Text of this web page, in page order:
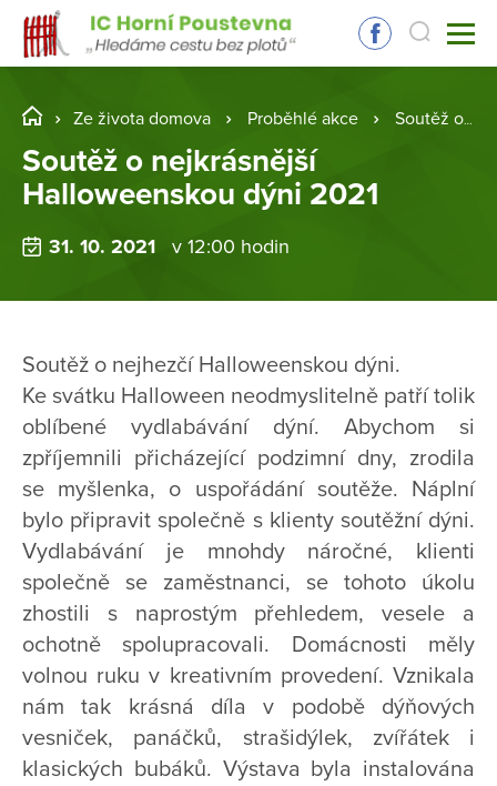
Ze života domova Proběhlé akce Soutěž o nejkrásnější Halloweenskou dýni 2021
Soutěž o nejkrásnější
Halloweenskou dýni 2021
31. 10. 2021 v 12:00 hodin
Soutěž o nejhezčí Halloweenskou dýni.
Ke svátku Halloween neodmyslitelně patří tolik
oblíbené vydlabávání dýní. Abychom si
zpříjemnili přicházející podzimní dny, zrodila
se myšlenka, o uspořádání soutěže. Náplní
bylo připravit společně s klienty soutěžní dýni.
Vydlabávání je mnohdy náročné, klienti
společně se zaměstnanci, se tohoto úkolu
zhostili s naprostým přehledem, vesele a
ochotně spolupracovali. Domácnosti měly
volnou ruku v kreativním provedení. Vznikala
nám tak krásná díla v podobě dýňových
vesniček, panáčků, strašidýlek, zvířátek i
klasických bubáků. Výstava byla instalována